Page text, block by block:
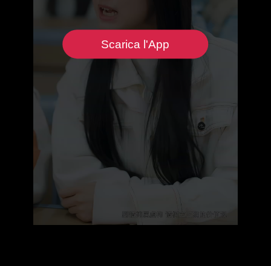
Scarica l'App